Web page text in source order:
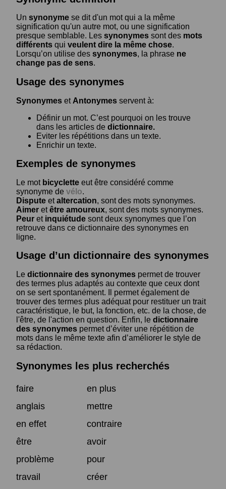
Un synonyme se dit d'un mot qui a la même
signification qu'un autre mot, ou une signification
presque semblable. Les synonymes sont des mots
différents qui veulent dire la même chose.
Lorsqu’on utilise des synonymes, la phrase ne
change pas de sens.
Usage des synonymes
Synonymes et Antonymes servent à:
Définir un mot. C’est pourquoi on les trouve
dans les articles de dictionnaire.
Eviter les répétitions dans un texte.
Enrichir un texte.
Exemples de synonymes
Le mot bicyclette eut être considéré comme
synonyme de vélo.
Dispute etaltercation, sont des mots synonymes.
Aimer etêtre amoureux, sont des mots synonymes.
Peur et inquiétude sont deux synonymes que l’on
retrouve dans ce dictionnaire des synonymes en
ligne.
Usage d’un dictionnaire des synonymes
Le dictionnaire des synonymes permet de trouver
des termes plus adaptés au contexte que ceux dont
on se sert spontanément. Il permet également de
trouver des termes plus adéquat pour restituer un trait
caractéristique, le but, la fonction, etc. de la chose, de
l'être, de l'action en question. Enfin, le dictionnaire
des synonymes permet d’éviter une répétition de
mots dans le même texte afin d’améliorer le style de
sa rédaction.
Synonymes les plus recherchés
faire
en plus
anglais
mettre
en effet
contraire
être
avoir
problème
pour
travail
créer